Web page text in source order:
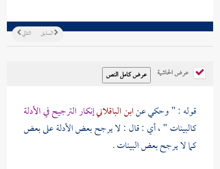
التالي السابق
عرض الحاشية
قوله : " وحكي عنابن الباقلانيإنكار الترجيح في الأدلة
كالبينات " ، أي : قال : لا يرجح بعض الأدلة على بعض
كما لا يرجح بعض البينات .